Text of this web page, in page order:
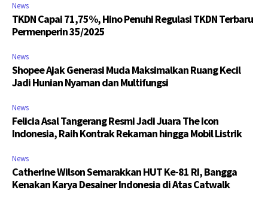
News
TKDN Capai 71,75%, Hino Penuhi Regulasi TKDN Terbaru
Permenperin 35/2025
News
Shopee Ajak Generasi Muda Maksimalkan Ruang Kecil
Jadi Hunian Nyaman dan Multifungsi
News
Felicia Asal Tangerang Resmi Jadi Juara The Icon
Indonesia, Raih Kontrak Rekaman hingga Mobil Listrik
News
Catherine Wilson Semarakkan HUT Ke-81 RI, Bangga
Kenakan Karya Desainer Indonesia di Atas Catwalk